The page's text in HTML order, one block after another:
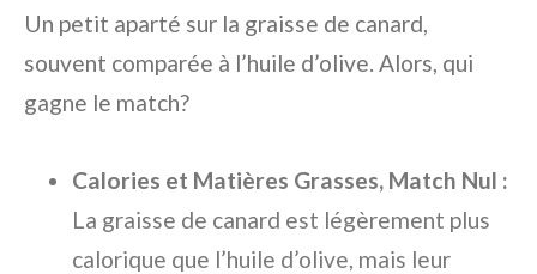
Un petit aparté sur la graisse de canard,
souvent comparée à l’huile d’olive. Alors, qui
gagne le match?
Calories et Matières Grasses, Match Nul :
La graisse de canard est légèrement plus
calorique que l’huile d’olive, mais leur